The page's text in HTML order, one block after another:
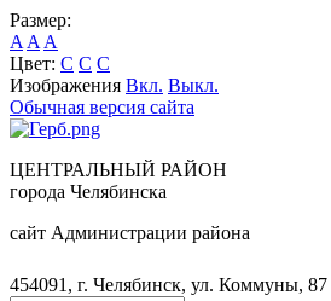
Размер:
A A A
Цвет: C C C
Изображения Вкл. Выкл.
Обычная версия сайта
ЦЕНТРАЛЬНЫЙ РАЙОН
города Челябинска
сайт Администрации района
454091, г. Челябинск, ул. Коммуны, 87